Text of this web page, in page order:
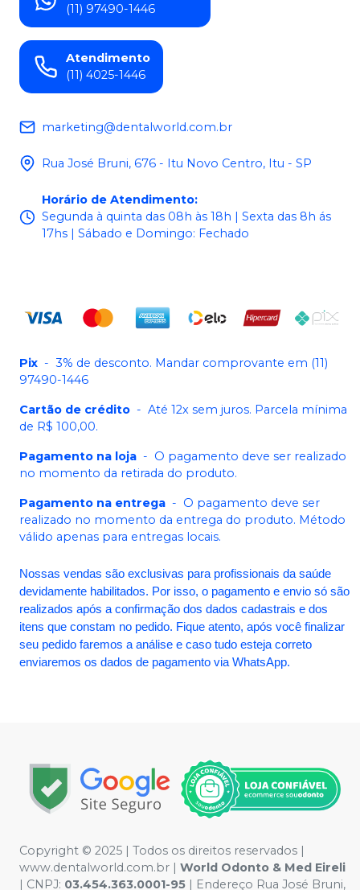
(11) 97490-1446
Atendimento
(11) 4025-1446
marketing@dentalworld.com.br
Rua José Bruni, 676 - Itu Novo Centro, Itu - SP
Horário de Atendimento:
Segunda à quinta das 08h às 18h | Sexta das 8h ás
17hs | Sábado e Domingo: Fechado
Pix - 3% de desconto. Mandar comprovante em (11)
97490-1446
Cartão de crédito - Até 12x sem juros. Parcela mínima
de R$ 100,00.
Pagamento na loja - O pagamento deve ser realizado
no momento da retirada do produto.
Pagamento na entrega - O pagamento deve ser
realizado no momento da entrega do produto. Método
válido apenas para entregas locais.
Nossas vendas são exclusivas para profissionais da saúde
devidamente habilitados. Por isso, o pagamento e envio só são
realizados após a confirmação dos dados cadastrais e dos
itens que constam no pedido. Fique atento, após você finalizar
seu pedido faremos a análise e caso tudo esteja correto
enviaremos os dados de pagamento via WhatsApp.
Copyright © 2025 | Todos os direitos reservados |
www.dentalworld.com.br | World Odonto & Med Eireli
| CNPJ: 03.454.363.0001-95 | Endereço Rua José Bruni,